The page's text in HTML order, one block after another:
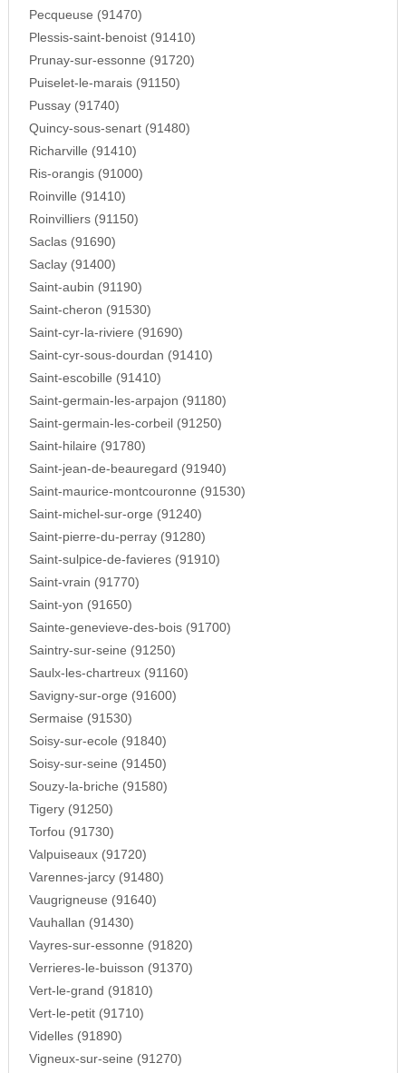
Pecqueuse (91470)
Plessis-saint-benoist (91410)
Prunay-sur-essonne (91720)
Puiselet-le-marais (91150)
Pussay (91740)
Quincy-sous-senart (91480)
Richarville (91410)
Ris-orangis (91000)
Roinville (91410)
Roinvilliers (91150)
Saclas (91690)
Saclay (91400)
Saint-aubin (91190)
Saint-cheron (91530)
Saint-cyr-la-riviere (91690)
Saint-cyr-sous-dourdan (91410)
Saint-escobille (91410)
Saint-germain-les-arpajon (91180)
Saint-germain-les-corbeil (91250)
Saint-hilaire (91780)
Saint-jean-de-beauregard (91940)
Saint-maurice-montcouronne (91530)
Saint-michel-sur-orge (91240)
Saint-pierre-du-perray (91280)
Saint-sulpice-de-favieres (91910)
Saint-vrain (91770)
Saint-yon (91650)
Sainte-genevieve-des-bois (91700)
Saintry-sur-seine (91250)
Saulx-les-chartreux (91160)
Savigny-sur-orge (91600)
Sermaise (91530)
Soisy-sur-ecole (91840)
Soisy-sur-seine (91450)
Souzy-la-briche (91580)
Tigery (91250)
Torfou (91730)
Valpuiseaux (91720)
Varennes-jarcy (91480)
Vaugrigneuse (91640)
Vauhallan (91430)
Vayres-sur-essonne (91820)
Verrieres-le-buisson (91370)
Vert-le-grand (91810)
Vert-le-petit (91710)
Videlles (91890)
Vigneux-sur-seine (91270)